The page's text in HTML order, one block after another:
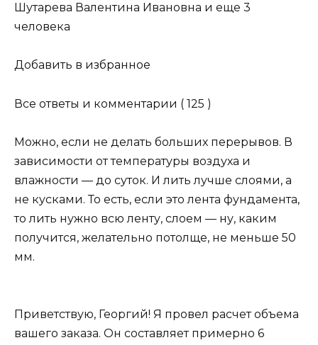
Шутарева Валентина Ивановна и еще 3
человека
Добавить в избранное
Все ответы и комментарии ( 125 )
Можно, если не делать больших перерывов. В
зависимости от температуры воздуха и
влажности — до суток. И лить лучше слоями, а
не кусками. То есть, если это лента фундамента,
то лить нужно всю ленту, слоем — ну, каким
получится, желательно потолще, не меньше 50
мм.
Приветствую, Георгий! Я провел расчет объема
вашего заказа. Он составляет примерно 6